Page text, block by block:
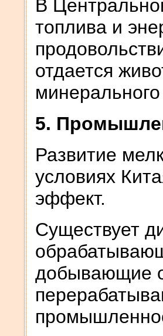
В
топлива и
отдается
5.
Развитие
условиях
эффект.
Существует
добывающие